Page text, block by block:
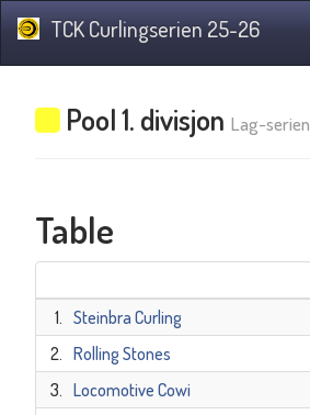
TCK Curlingserien 25-26
Pool 1. divisjon Lag-serien
Table
1. Steinbra Curling
2. Rolling Stones
3. Locomotive Cowi